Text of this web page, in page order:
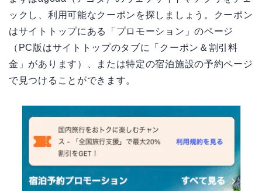
ックし、利用可能なクーポンを探しましょう。クーポン
はサイトトップにある「プロモーション」のページ
（PC版はサイトトップのタブに「クーポン＆割引料
金」があります）、または特定の宿泊施設の予約ページ
で見つけることができます。